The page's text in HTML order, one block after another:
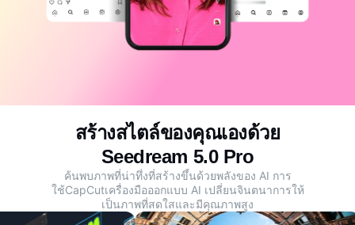
การจดจำคำพูด
ข้อความเป็นคำพูด
ลดเสียงรบกวน
ตัวเลือกยอดนิยม
เทรนด์และเคล็ดลับสำหรับแม่แบบ
อื่นๆ
เกี่ยวกับเงื่อนไขการใช้บริการของ CapCut
เปิด CapCut
สร้างสไตล์ของคุณเองด้วย
Seedream 5.0 Pro
ค้นพบภาพที่น่าทึ่งที่สร้างขึ้นด้วยพลังของ AI การ
ใช้CapCutเครื่องมือออกแบบ AI เปลี่ยนจินตนาการให้
เป็นภาพที่สดใสและมีคุณภาพสูง